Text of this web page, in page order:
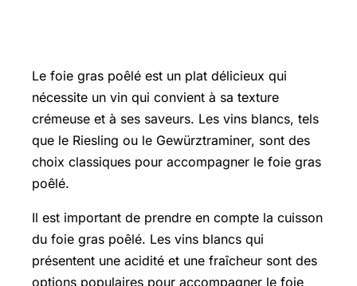
Le foie gras poêlé est un plat délicieux qui
nécessite un vin qui convient à sa texture
crémeuse et à ses saveurs. Les vins blancs, tels
que le Riesling ou le Gewürztraminer, sont des
choix classiques pour accompagner le foie gras
poêlé.
Il est important de prendre en compte la cuisson
du foie gras poêlé. Les vins blancs qui
présentent une acidité et une fraîcheur sont des
options populaires pour accompagner le foie